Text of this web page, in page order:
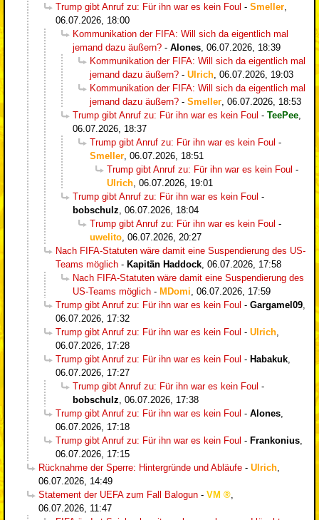
Trump gibt Anruf zu: Für ihn war es kein Foul - Smeller
06.07.2026, 18:00
Kommunikation der FIFA: Will sich da eigentlich mal
jemand dazu äußern? - Alones 06.07.2026, 18:39
Kommunikation der FIFA: Will sich da eigentlich mal
jemand dazu äußern? - Ulrich 06.07.2026, 19:03
Kommunikation der FIFA: Will sich da eigentlich mal
jemand dazu äußern? - Smeller 06.07.2026, 18:53
Trump gibt Anruf zu: Für ihn war es kein Foul - TeePee
06.07.2026, 18:37
Trump gibt Anruf zu: Für ihn war es kein Foul -
Smeller 06.07.2026, 18:51
Trump gibt Anruf zu: Für ihn war es kein Foul -
Ulrich 06.07.2026, 19:01
Trump gibt Anruf zu: Für ihn war es kein Foul -
bobschulz 06.07.2026, 18:04
Trump gibt Anruf zu: Für ihn war es kein Foul -
uwelito 06.07.2026, 20:27
Nach FIFA-Statuten wäre damit eine Suspendierung des US-
Teams möglich - Kapitän Haddock 06.07.2026, 17:58
Nach FIFA-Statuten wäre damit eine Suspendierung des
US-Teams möglich - MDomi 06.07.2026, 17:59
Trump gibt Anruf zu: Für ihn war es kein Foul - Gargamel09
06.07.2026, 17:32
Trump gibt Anruf zu: Für ihn war es kein Foul - Ulrich
06.07.2026, 17:28
Trump gibt Anruf zu: Für ihn war es kein Foul - Habakuk
06.07.2026, 17:27
Trump gibt Anruf zu: Für ihn war es kein Foul -
bobschulz 06.07.2026, 17:38
Trump gibt Anruf zu: Für ihn war es kein Foul - Alones
06.07.2026, 17:18
Trump gibt Anruf zu: Für ihn war es kein Foul - Frankonius
06.07.2026, 17:15
Rücknahme der Sperre: Hintergründe und Abläufe - Ulrich
06.07.2026, 14:49
Statement der UEFA zum Fall Balogun - VM
06.07.2026, 11:47